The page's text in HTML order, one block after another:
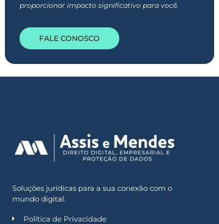
proporcionar impacto significativo para você.
FALE CONOSCO
Soluções jurídicas para a sua conexão com o
mundo digital.
Política de Privacidade